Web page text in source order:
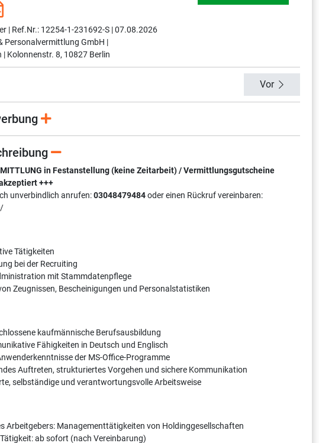
| Ref.Nr.: 12254-1-231692-S |07.08.2026
Personalvermittlung GmbH |
| Kolonnenstr. 8, 10827 Berlin
Vor
in Festanstellung (keine Zeitarbeit) / Vermittlungsgutscheine
+++
unverbindlich anrufen:03048479484oder einen Rückruf vereinbaren:
Tätigkeiten
bei der Recruiting
mit Stammdatenpflege
Zeugnissen, Bescheinigungen und Personalstatistiken
kaufmännische Berufsausbildung
Fähigkeiten in Deutsch und Englisch
der MS-Office-Programme
Auftreten, strukturiertes Vorgehen und sichere Kommunikation
selbständige und verantwortungsvolle Arbeitsweise
Arbeitgebers: Managementtätigkeiten von Holdinggesellschaften
ab sofort (nach Vereinbarung)